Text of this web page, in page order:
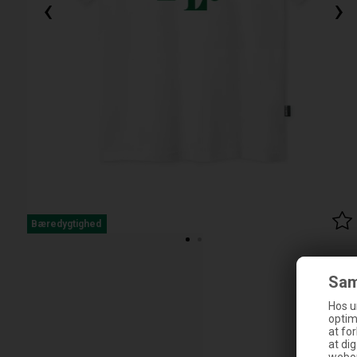
Hos
at
at
Bæredygtighed
‹ ›